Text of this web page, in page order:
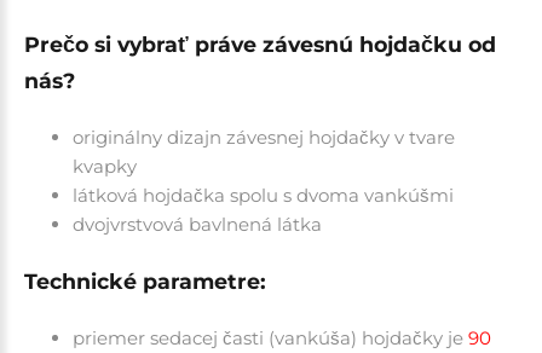
Prečo si vybrať práve závesnú hojdačku od
nás?
originálny dizajn závesnej hojdačky v tvare
kvapky
látková hojdačka spolu s dvoma vankúšmi
dvojvrstvová bavlnená látka
Technické parametre:
priemer sedacej časti (vankúša) hojdačky je 90